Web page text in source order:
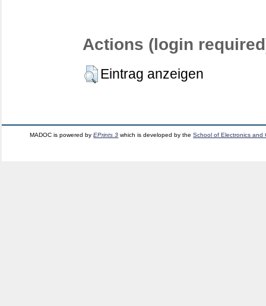
Actions (login
Eintrag anzeigen
MADOC is powered byEPrints 3 which is developed by theSchool of Electronics and